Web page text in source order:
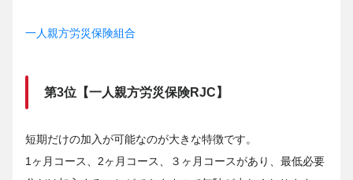
一人親方労災保険組合
第3位【一人親方労災保険RJC】
短期だけの加入が可能なのが大きな特徴です。
1ヶ月コース、2ヶ月コース、３ヶ月コースがあり、最低必要